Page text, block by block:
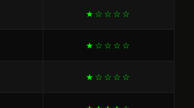
★☆☆☆☆
★☆☆☆☆
★☆☆☆☆